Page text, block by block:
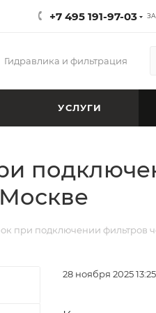
+7 495 191-97-03
Гидравлика и фильтрация
УСЛУГИ
при подключении фильтров
28 ноября 2025 13:25